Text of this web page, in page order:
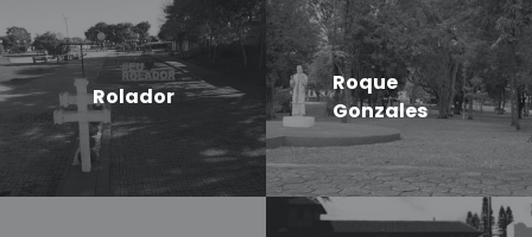
Rolador
Roque
Gonzales